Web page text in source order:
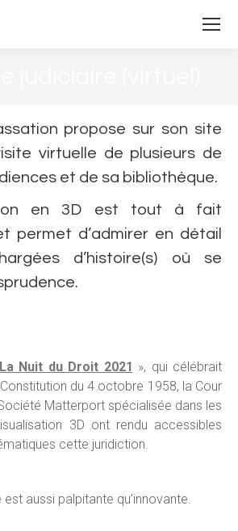
propose sur son site
virtuelle de plusieurs de
et de sa bibliothèque.
en 3D est tout à fait
permet d’admirer en détail
d’histoire(s) où se
La Nuit du Droit 2021 », qui célébrait
du 4 octobre 1958, la Cour
Matterport spécialisée dans les
3D ont rendu accessibles
cette juridiction.
aussi palpitante qu’innovante.